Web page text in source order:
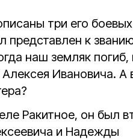
три его
представлен к
наш земляк погиб,
Ивановича. А
Ракитное, он был
и Надежды